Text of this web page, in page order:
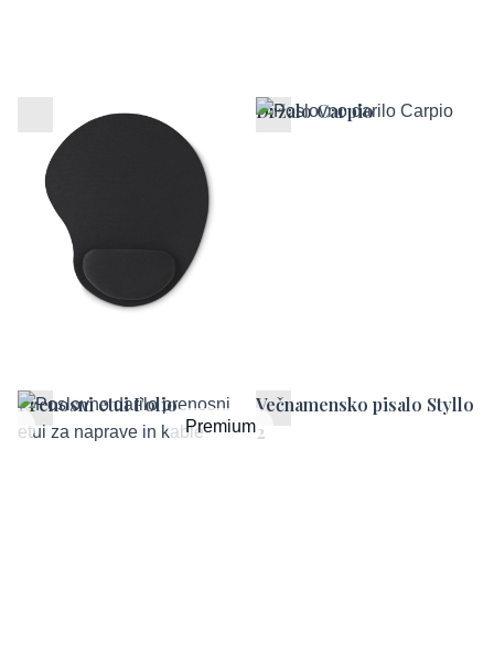
Ergonomska podloga za
miško
Držalo Carpio
Prenosni etui Folio
Premium
Večnamensko pisalo Styllo
2